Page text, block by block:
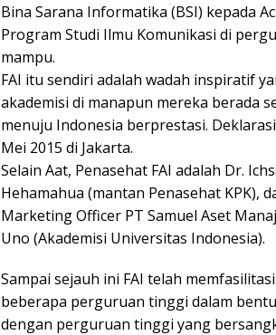
Bina Sarana Informatika (BSI) kepada
Program Studi Ilmu Komunikasi di
mampu.
FAI itu sendiri adalah wadah inspiratif
akademisi di manapun mereka berada
menuju Indonesia berprestasi.
Mei 2015 di Jakarta.
Selain Aat, Penasehat FAI adalah Dr.
Hehamahua (mantan Penasehat KPK),
Marketing Officer PT Samuel Aset
Uno (Akademisi Universitas Indonesia).
Sampai sejauh ini FAI telah
beberapa perguruan tinggi dalam
dengan perguruan tinggi yang